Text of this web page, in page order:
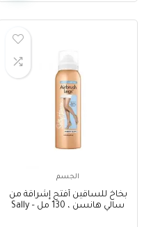
الجسم
بخاخ للساقين أفتح إشراقة من
سالي هانسن ، 130 مل – Sally